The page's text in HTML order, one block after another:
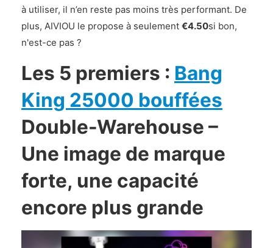
à utiliser, il n’en reste pas moins très performant. De
plus, AIVIOU le propose à seulement €4.50si bon,
n'est-ce pas ?
Les 5 premiers : Bang
King 25000 bouffées
Double-Warehouse –
Une image de marque
forte, une capacité
encore plus grande